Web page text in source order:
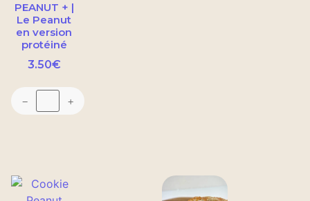
PEANUT + |
Le Peanut
en version
protéiné
3.50€
− +